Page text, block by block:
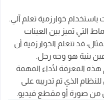
باستخدام خوارزمية تعلم آلي.
التي تميز بين العينات
قد تتعلم الخوارزمية أن
بنية هو وجه رجل.
هذه المعرفة لأداء المهمة
الذي تم تدريبه على
من صورة أو مقطع فيديو.